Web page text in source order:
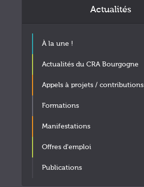
Actualités
À la une !
Actualités du CRA Bourgogne
Appels à projets / contributions
Formations
Manifestations
Offres d'emploi
Publications